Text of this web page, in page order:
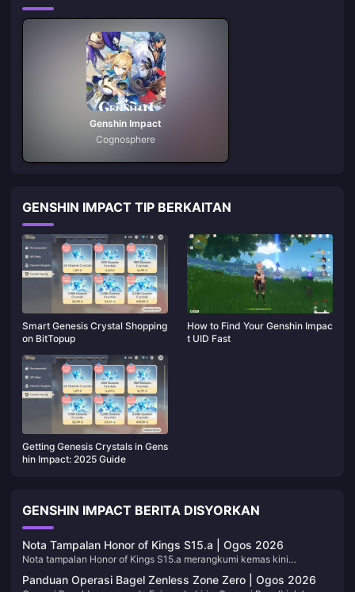
Genshin Impact
Cognosphere
GENSHIN IMPACT TIP BERKAITAN
Smart Genesis Crystal Shopping
on BitTopup
How to Find Your Genshin Impac
t UID Fast
Getting Genesis Crystals in Gens
hin Impact: 2025 Guide
GENSHIN IMPACT BERITA DISYORKAN
Nota Tampalan Honor of Kings S15.a | Ogos 2026
Nota tampalan Honor of Kings S15.a merangkumi kemas kini
keseimbangan pertengahan musim pertama Musim 15, yang telah
disiarkan secara langsung sejak 30 Julai 2026. Penanda halaman
Panduan Operasi Bagel Zenless Zone Zero | Ogos 2026